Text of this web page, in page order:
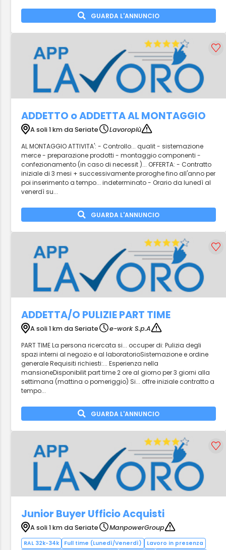
GUARDA L'ANNUNCIO
ADDETTO o ADDETTA AL MONTAGGIO
A soli 1 km da Seriate
Lavoropiù
AL MONTAGGIO ATTIVITA': - Controllo... qualit - sistemazione
merce - preparazione prodotti - montaggio componenti -
confezionamento (in caso di necessit )... OFFERTA: - Contratto
iniziale di 3 mesi + successivamente proroghe fino all'anno per
poi inserimento a tempo... indeterminato - Orario da lunedì al
venerdì su...
GUARDA L'ANNUNCIO
ADDETTA/O PULIZIE PART TIME
A soli 1 km da Seriate
e-work S.p.A
PART TIME La persona ricercata si... occuper di: Pulizia degli
spazi interni al negozio e al laboratorioSistemazione e ordine
generale Requisiti richiesti:... Esperienza nella
mansioneDisponibilit part time 2 ore al giorno per 3 giorni alla
settimana (mattina o pomeriggio) Si... offre iniziale contratto a
tempo...
GUARDA L'ANNUNCIO
Junior Buyer Ufficio Acquisti
A soli 1 km da Seriate ManpowerGroup
RAL 32k-34k Full time (Lunedì/Venerdì)
Lavoro in presenza